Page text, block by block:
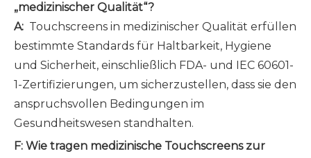
„medizinischer Qualität“?
A: Touchscreens in medizinischer Qualität erfüllen
bestimmte Standards für Haltbarkeit, Hygiene
und Sicherheit, einschließlich FDA- und IEC 60601-
1-Zertifizierungen, um sicherzustellen, dass sie den
anspruchsvollen Bedingungen im
Gesundheitswesen standhalten.
F: Wie tragen medizinische Touchscreens zur